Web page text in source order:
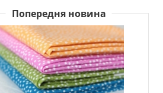
Попередня новина